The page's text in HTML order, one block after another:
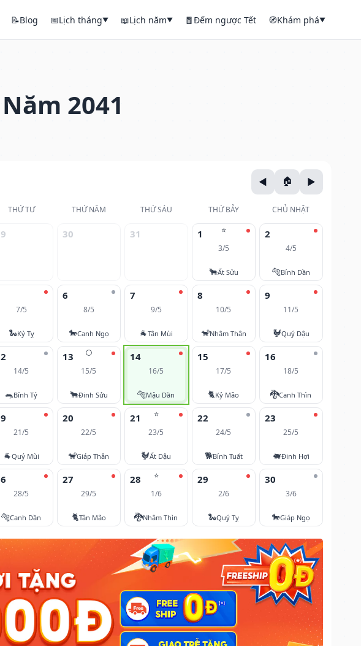
📝Blog 📅Lịch tháng▼ 📖Lịch năm▼ 🧧Đếm ngược Tết 🧭Khám phá▼
2041
THỨ TƯ THỨ NĂM THỨ SÁU THỨ BẢY CHỦ NHẬT
30 31 ⭐
1
3/5
🐂Ất Sửu
2
4/5
🐅Bính Dần
7/5
🐍Kỷ Tỵ
6
8/5
🐎Canh Ngọ
7
9/5
🐐Tân Mùi
8
10/5
🐒Nhâm Thân
9
11/5
🐓Quý Dậu
14/5
🐀Bính Tý
🌕
13
15/5
🐂Đinh Sửu
14
16/5
🐅Mậu Dần
15
17/5
🐈Kỷ Mão
16
18/5
🐉Canh Thìn
21/5
🐐Quý Mùi
20
22/5
🐒Giáp Thân
⭐
21
23/5
🐓Ất Dậu
22
24/5
🐕Bính Tuất
23
25/5
🐖Đinh Hợi
28/5
🐅Canh Dần
27
29/5
🐈Tân Mão
⭐
28
1/6
🐉Nhâm Thìn
29
2/6
🐍Quý Tỵ
30
3/6
🐎Giáp Ngọ